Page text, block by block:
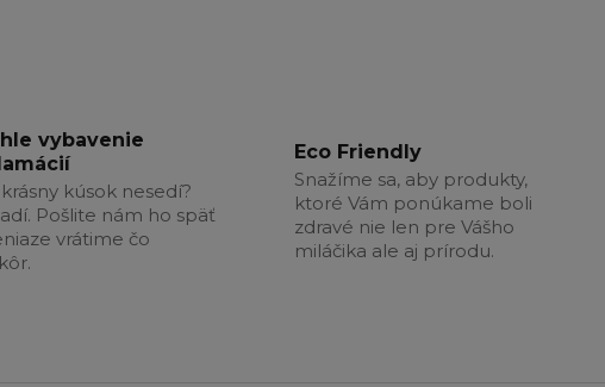
vybavenie
kúsok nesedí?
Pošlite nám ho späť
vrátime čo
Eco Friendly
Snažíme sa, aby produkty,
ktoré Vám ponúkame boli
zdravé nie len pre Vášho
miláčika ale aj prírodu.